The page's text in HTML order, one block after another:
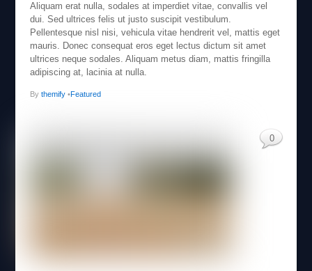
Aliquam erat nulla, sodales at imperdiet vitae, convallis vel
dui. Sed ultrices felis ut justo suscipit vestibulum.
Pellentesque nisl nisi, vehicula vitae hendrerit vel, mattis eget
mauris. Donec consequat eros eget lectus dictum sit amet
ultrices neque sodales. Aliquam metus diam, mattis fringilla
adipiscing at, lacinia at nulla.
By themify•Featured
0